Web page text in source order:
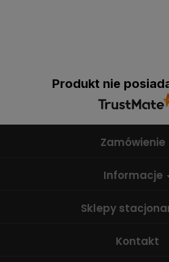
Produkt nie
Zamówienie
Informacje
Sklepy
Kontakt